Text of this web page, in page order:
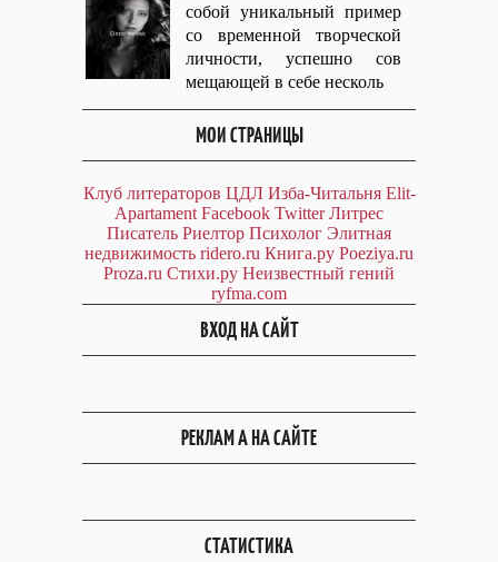
собой уникальный пример
со временной творческой
личности, успешно сов
мещающей в себе несколь
МОИ СТРАНИЦЫ
Клуб литераторов ЦДЛ Изба-Читальня Elit-
Apartament Facebook Twitter Литрес
Писатель Риелтор Психолог Элитная
недвижимость ridero.ru Книга.ру Poeziya.ru
Proza.ru Стихи.ру Неизвестный гений
ryfma.com
ВХОД НА САЙТ
РЕКЛАМ А НА САЙТЕ
СТАТИСТИКА